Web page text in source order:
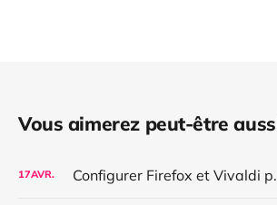
Vous aimerez peut-être
17AVR. Configurer Firefox et